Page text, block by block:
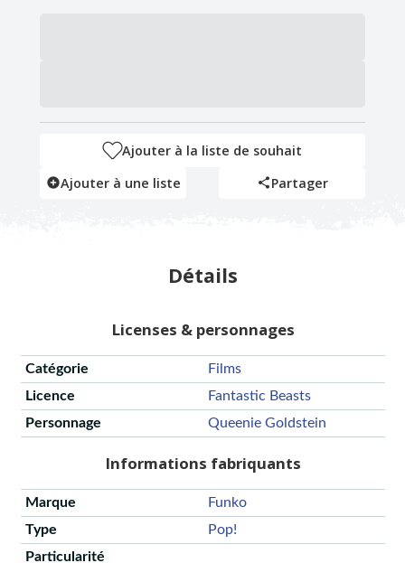
Ajouter à la liste de souhait
Ajouter à une liste
Partager
Détails
Licenses & personnages
Catégorie
Films
Licence
Fantastic Beasts
Personnage
Queenie Goldstein
Informations fabriquants
Marque
Funko
Type
Pop!
Particularité